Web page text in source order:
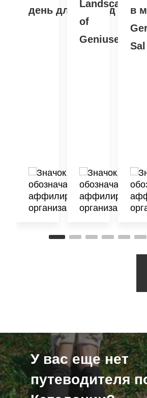
день для команд
Landscape
of
Geniuses
в
Sal
У вас еще нет
путеводителя